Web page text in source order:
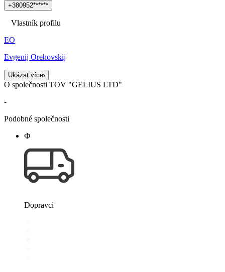
+380952******
Vlastník profilu
ЕО
Evgenij Orehovskij
Ukázat více
O společnosti TOV "GELIUS LTD"
-
Podobné společnosti
Ф
Dopravci